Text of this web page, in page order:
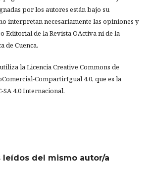
por los autores están bajo su
interpretan necesariamente las opiniones y
Editorial de la Revista OActiva ni de la
de Cuenca.
la Licencia Creative Commons de
CompartirIgual 4.0, que es la
SA 4.0 Internacional.
leídos del mismo autor/a